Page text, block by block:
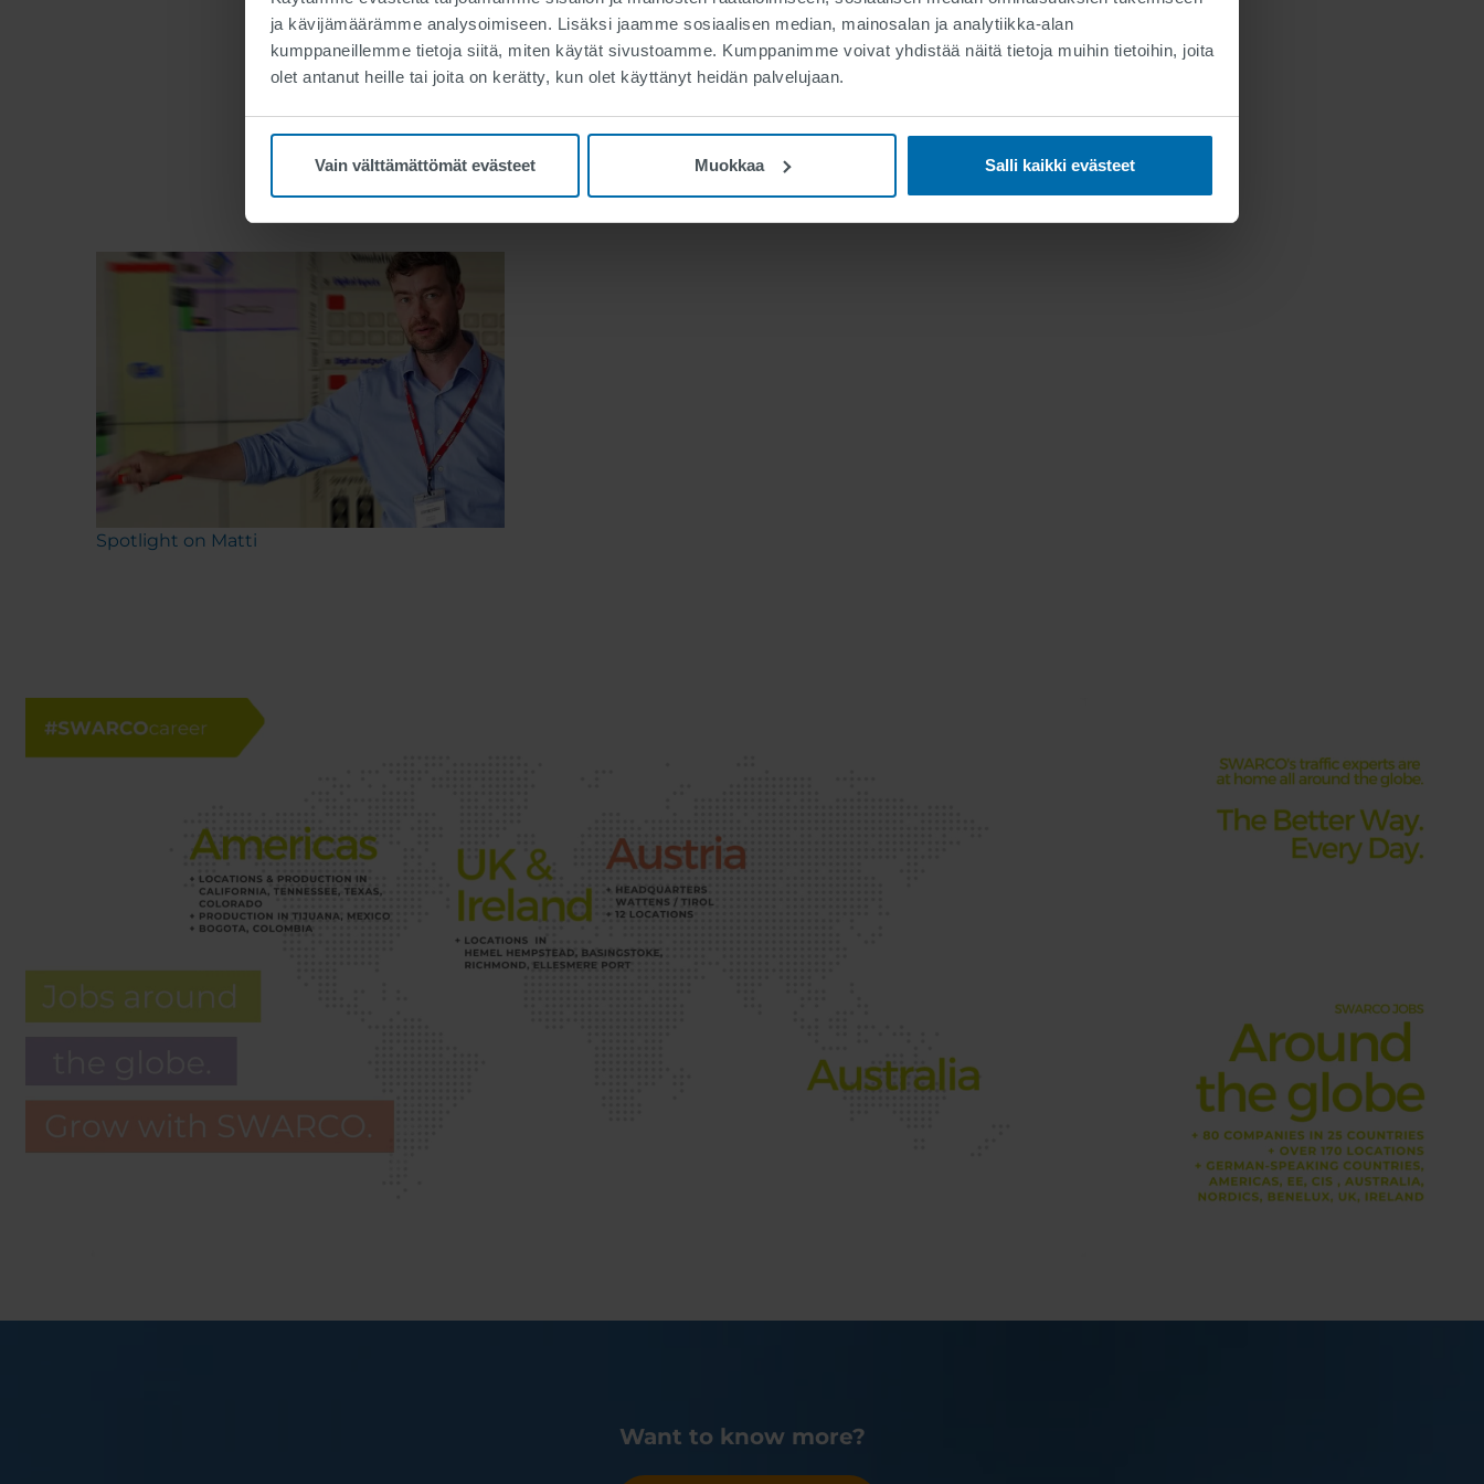
ja kävijämäärämme analysoimiseen. Lisäksi jaamme sosiaalisen median, mainosalan ja analytiikka-alan
kumppaneillemme tietoja siitä, miten käytät sivustoamme. Kumppanimme voivat yhdistää näitä tietoja muihin tietoihin, joita
olet antanut heille tai joita on kerätty, kun olet käyttänyt heidän palvelujaan.
Vain välttämättömät evästeet Muokkaa Salli kaikki evästeet
Eikö sopivaa työtehtävää löydy? Lähetä meille avoin hakemuksesi. Tässä ja nyt.
Urauutiset
Spotlight on Matti
Want to know more?